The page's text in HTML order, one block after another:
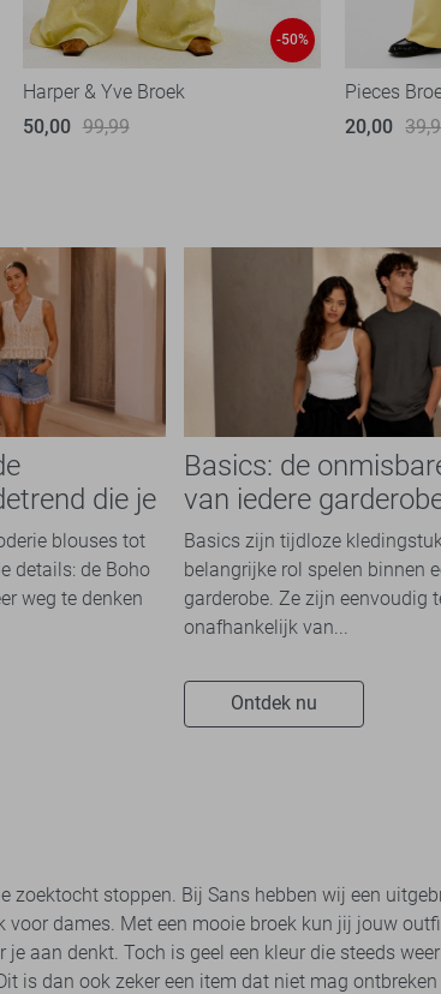
-50%
Harper & Yve Broek
50,00 99,99
Pieces
20,00
die je
zietblouses tot
details: de Boho
weg te denken
Basics: de
van iedere
Basics zijn tijdloze
belangrijke rol spelen binnen
garderobe. Ze zijn eenvoudig
onafhankelijk van...
Ontdek nu
zoektocht stoppen. Bij Sans hebben wij een
dames. Met een mooie broek kun jij jouw
aan denkt. Toch is geel een kleur die steeds
is dan ook zeker een item dat niet mag